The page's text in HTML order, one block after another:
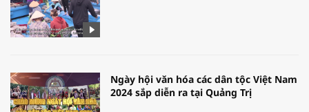
Ngày hội văn hóa các dân tộc Việt Nam
2024 sắp diễn ra tại Quảng Trị